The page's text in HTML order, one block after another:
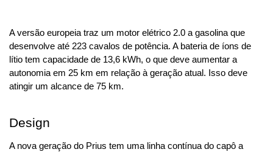
A versão europeia traz um motor elétrico 2.0 a gasolina que
desenvolve até 223 cavalos de potência. A bateria de íons de
lítio tem capacidade de 13,6 kWh, o que deve aumentar a
autonomia em 25 km em relação à geração atual. Isso deve
atingir um alcance de 75 km.
Design
A nova geração do Prius tem uma linha contínua do capô a